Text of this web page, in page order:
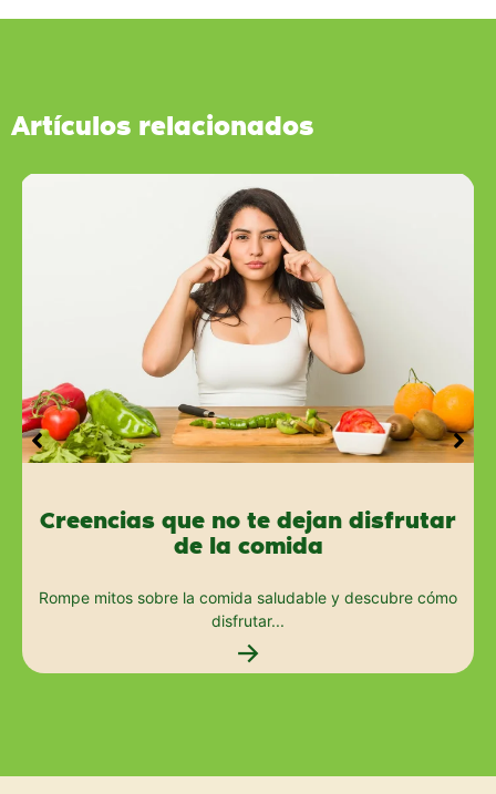
Artículos relacionados
Creencias que no te dejan disfrutar
de la comida
Rompe mitos sobre la comida saludable y descubre cómo
disfrutar...
→